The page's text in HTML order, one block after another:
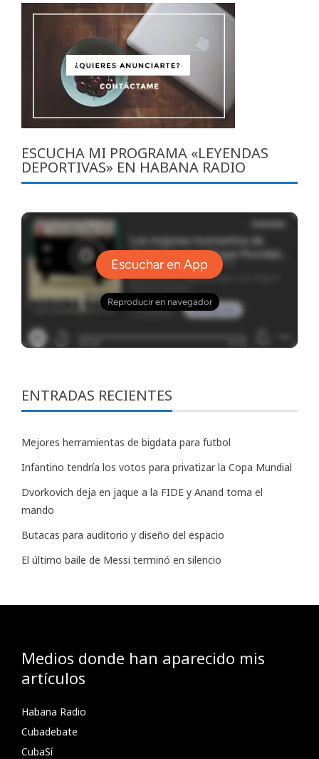
ESCUCHA MI PROGRAMA «LEYENDAS
DEPORTIVAS» EN HABANA RADIO
ENTRADAS RECIENTES
Mejores herramientas de bigdata para futbol
Infantino tendría los votos para privatizar la Copa Mundial
Dvorkovich deja en jaque a la FIDE y Anand toma el
mando
Butacas para auditorio y diseño del espacio
El último baile de Messi terminó en silencio
Medios donde han aparecido mis
artículos
Habana Radio
Cubadebate
CubaSí